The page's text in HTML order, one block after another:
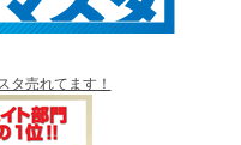
タ売れてます！